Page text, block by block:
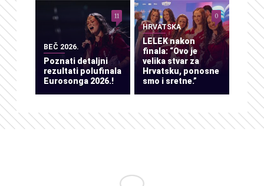
BEČ 2026.
Poznati detaljni
rezultati polufinala
Eurosonga 2026.!
11
HRVATSKA
LELEK nakon
finala: “Ovo je
velika stvar za
Hrvatsku, ponosne
smo i sretne.”
0